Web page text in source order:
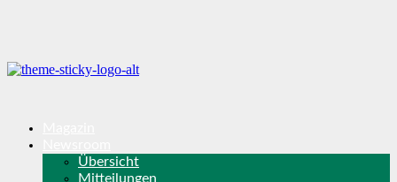
Übersicht
Mitteilungen